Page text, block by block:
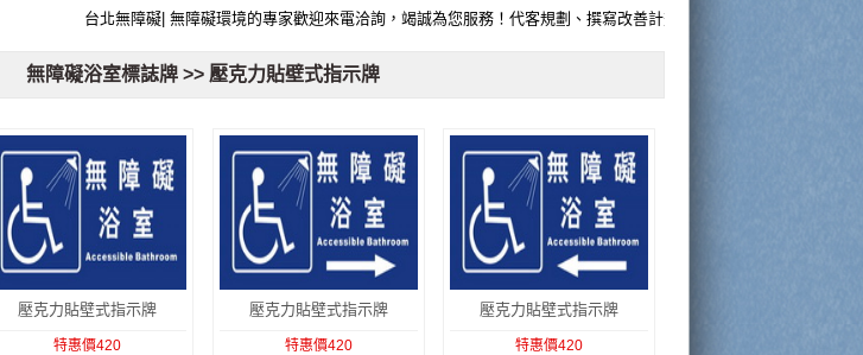
台北無障礙| 無障礙環境的專家歡迎來電洽詢，竭誠為您服務！代客規劃、撰寫改善計畫書、送審、出席審查、施工監造、
無障礙浴室標誌牌 >> 壓克力貼壁式指示牌
壓克力貼壁式指示牌
特惠價420
壓克力貼壁式指示牌
特惠價420
壓克力貼壁式指示牌
特惠價420